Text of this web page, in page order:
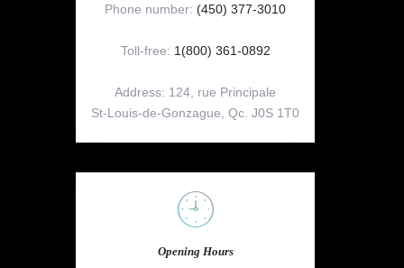
Phone number: (450) 377-3010
Toll-free: 1(800) 361-0892
Address: 124, rue Principale
St-Louis-de-Gonzague, Qc. J0S 1T0
Opening Hours